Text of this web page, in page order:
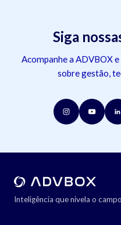
Siga
Acompanhe a ADVBOX
sobre gestão,
Inteligência que nivela o